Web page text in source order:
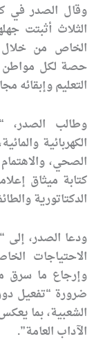
وقال الصدر في
الثلاث أثبتت
الخاص من خلال
حصة لكل مواطن
التعليم وإبقائه
وطالب الصدر،
الكهربائية
الصحي،
كتابة ميثاق
الدكتاتورية
ودعا الصدر، إلى
الاحتياجات
وإرجاع ما سرق
ضرورة “تفعيل
الشعبية، بما
الآداب العامة”.